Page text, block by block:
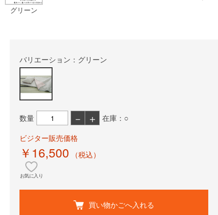
グリーン
バリエーション：グリーン
数量 － ＋
在庫：○
ビジター販売価格
￥16,500 （税込）
お気に入り
買い物かごへ入れる